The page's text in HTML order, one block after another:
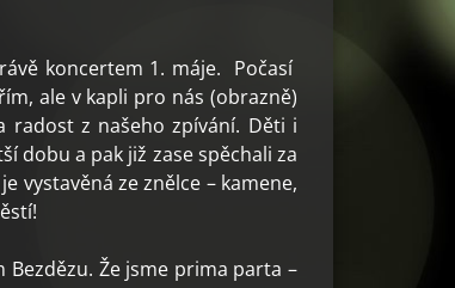
koncertem 1. máje. Počasí
ale v kapli pro nás (obrazně)
radost z našeho zpívání. Děti i
dobu a pak již zase spěchali za
vystavěná ze znělce – kamene,
Že jsme prima parta –